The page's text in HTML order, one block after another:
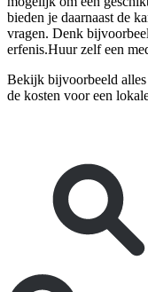
bieden je daarnaast de
vragen. Denk
erfenis.Huur zelf een
Bekijk bijvoorbeeld
de kosten voor een